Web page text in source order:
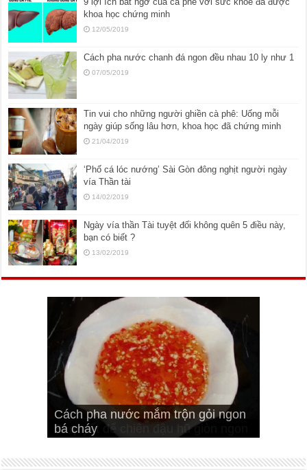
khoa học chứng minh
12/05/2019
Cách pha nước chanh đá ngon đều nhau 10 ly như 1
07/05/2019
Tin vui cho những người ghiền cà phê: Uống mỗi
ngày giúp sống lâu hơn, khoa học đã chứng minh
21/04/2019
‘Phố cá lóc nướng’ Sài Gòn đông nghịt người ngày
vía Thần tài
14/02/2019
Ngày vía thần Tài tuyệt đối không quên 5 điều này,
bạn có biết ?
13/02/2019
Cách pha nước mắm trộn gỏi ngon
bá cháy
Bí quyết để chiên đậu hũ giòn ngon
Cách ướp sườn non nướng ngon
đúng vị
Cách ướp thịt heo chiên ngon mềm
Bật mí cách ướp sườn cơm tấm
ngon